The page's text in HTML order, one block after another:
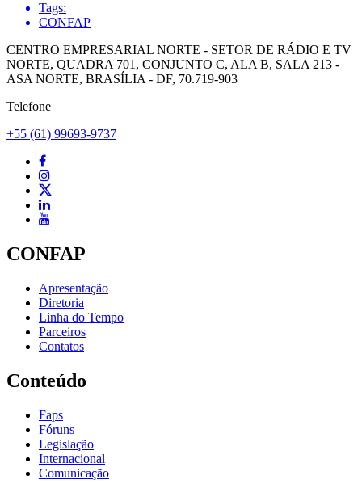
Tags:
CONFAP
CENTRO EMPRESARIAL NORTE - SETOR DE RÁDIO E TV
NORTE, QUADRA 701, CONJUNTO C, ALA B, SALA 213 -
ASA NORTE, BRASÍLIA - DF, 70.719-903
Telefone
+55 (61) 99693-9737
CONFAP
Apresentação
Diretoria
Linha do Tempo
Parceiros
Contatos
Conteúdo
Faps
Fóruns
Legislação
Internacional
Comunicação